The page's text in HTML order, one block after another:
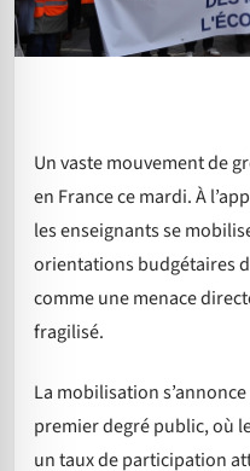
Un vaste mouvement de
en France ce mardi. À
les enseignants se
orientations budgétaires
comme une menace
fragilisé.
La mobilisation
premier degré public, où
un taux de participation